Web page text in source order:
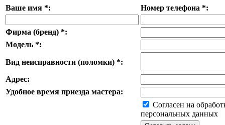
Ваше имя *: Номер телефона *:
Фирма (бренд) *:
Модель *:
Вид неисправности (поломки) *:
Адрес:
Удобное время приезда мастера:
Согласен на
персональных данных